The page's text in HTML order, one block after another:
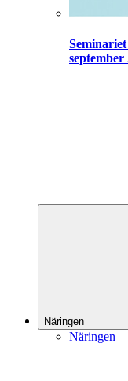
september
Näringen
Näringen